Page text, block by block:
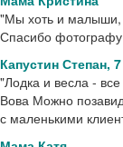
"Мы хоть и малыши,
Спасибо
Капустин Степан,
"Лодка и весла -
Вова Можно
с маленькими